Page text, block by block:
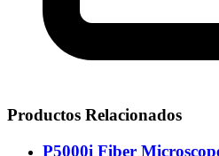
Productos Relacionados
P5000i Fiber